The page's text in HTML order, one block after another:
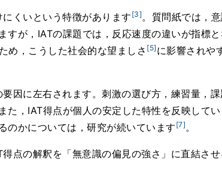
くいという特徴があります [3]。質問紙では，
すが，IATの課題では，反応速度の違いが指標
め，こうした社会的な望ましさ [5] に影響されや
因に左右されます。刺激の選び方，練習量，
た，IAT得点が個人の安定した特性を反映して
のかについては，研究が続いています [7]。
点の解釈を「無意識の偏見の強さ」に直結させ